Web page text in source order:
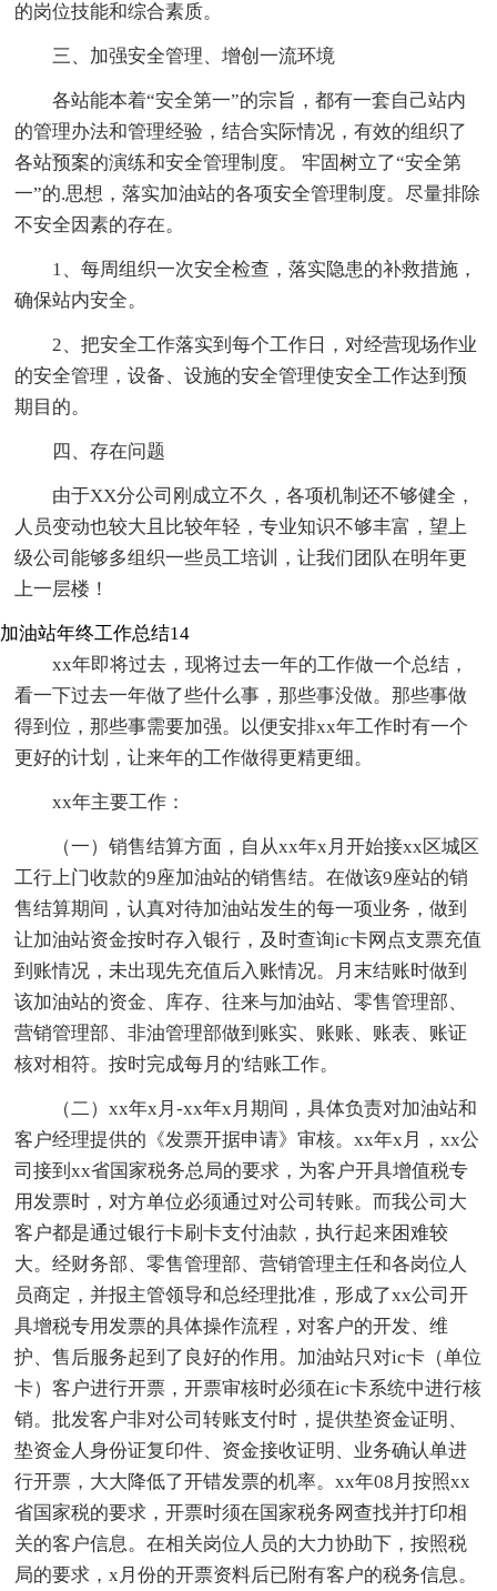
的岗位技能和综合素质。
三、加强安全管理、增创一流环境
各站能本着“安全第一”的宗旨，都有一套自己站内
的管理办法和管理经验，结合实际情况，有效的组织了
各站预案的演练和安全管理制度。 牢固树立了“安全第
一”的.思想，落实加油站的各项安全管理制度。尽量排除
不安全因素的存在。
1、每周组织一次安全检查，落实隐患的补救措施，
确保站内安全。
2、把安全工作落实到每个工作日，对经营现场作业
的安全管理，设备、设施的安全管理使安全工作达到预
期目的。
四、存在问题
由于XX分公司刚成立不久，各项机制还不够健全，
人员变动也较大且比较年轻，专业知识不够丰富，望上
级公司能够多组织一些员工培训，让我们团队在明年更
上一层楼！
加油站年终工作总结14
xx年即将过去，现将过去一年的工作做一个总结，
看一下过去一年做了些什么事，那些事没做。那些事做
得到位，那些事需要加强。以便安排xx年工作时有一个
更好的计划，让来年的工作做得更精更细。
xx年主要工作：
（一）销售结算方面，自从xx年x月开始接xx区城区
工行上门收款的9座加油站的销售结。在做该9座站的销
售结算期间，认真对待加油站发生的每一项业务，做到
让加油站资金按时存入银行，及时查询ic卡网点支票充值
到账情况，未出现先充值后入账情况。月末结账时做到
该加油站的资金、库存、往来与加油站、零售管理部、
营销管理部、非油管理部做到账实、账账、账表、账证
核对相符。按时完成每月的'结账工作。
（二）xx年x月-xx年x月期间，具体负责对加油站和
客户经理提供的《发票开据申请》审核。xx年x月，xx公
司接到xx省国家税务总局的要求，为客户开具增值税专
用发票时，对方单位必须通过对公司转账。而我公司大
客户都是通过银行卡刷卡支付油款，执行起来困难较
大。经财务部、零售管理部、营销管理主任和各岗位人
员商定，并报主管领导和总经理批准，形成了xx公司开
具增税专用发票的具体操作流程，对客户的开发、维
护、售后服务起到了良好的作用。加油站只对ic卡（单位
卡）客户进行开票，开票审核时必须在ic卡系统中进行核
销。批发客户非对公司转账支付时，提供垫资金证明、
垫资金人身份证复印件、资金接收证明、业务确认单进
行开票，大大降低了开错发票的机率。xx年08月按照xx
省国家税的要求，开票时须在国家税务网查找并打印相
关的客户信息。在相关岗位人员的大力协助下，按照税
局的要求，x月份的开票资料后已附有客户的税务信息。